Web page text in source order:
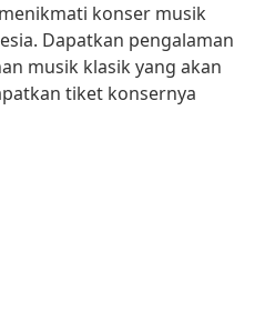
konser musik
Dapatkan pengalaman
musik klasik yang akan
tiket konsernya